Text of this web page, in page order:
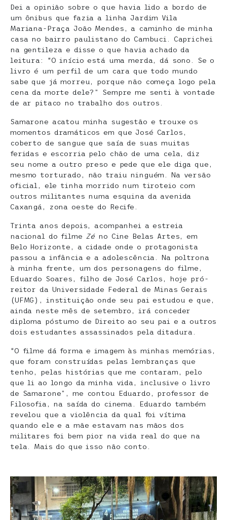
Dei a opinião sobre o que havia lido a bordo de
um ônibus que fazia a linha Jardim Vila
Mariana-Praça João Mendes, a caminho de minha
casa no bairro paulistano do Cambuci. Caprichei
na gentileza e disse o que havia achado da
leitura: “O início está uma merda, dá sono. Se o
livro é um perfil de um cara que todo mundo
sabe que já morreu, porque não começa logo pela
cena da morte dele?” Sempre me senti à vontade
de ar pitaco no trabalho dos outros.
Samarone acatou minha sugestão e trouxe os
momentos dramáticos em que José Carlos,
coberto de sangue que saía de suas muitas
feridas e escorria pelo chão de uma cela, diz
seu nome a outro preso e pede que ele diga que,
mesmo torturado, não traiu ninguém. Na versão
oficial, ele tinha morrido num tiroteio com
outros militantes numa esquina da avenida
Caxangá, zona oeste do Recife.
Trinta anos depois, acompanhei a estreia
nacional do filme Zéno Cine Belas Artes, em
Belo Horizonte, a cidade onde o protagonista
passou a infância e a adolescência. Na poltrona
à minha frente, um dos personagens do filme,
Eduardo Soares, filho de José Carlos, hoje pró-
reitor da Universidade Federal de Minas Gerais
(UFMG), instituição onde seu pai estudou e que,
ainda neste mês de setembro, irá conceder
diploma póstumo de Direito ao seu pai e a outros
dois estudantes assassinados pela ditadura.
“O filme dá forma e imagem às minhas memórias,
que foram construídas pelas lembranças que
tenho, pelas histórias que me contaram, pelo
que li ao longo da minha vida, inclusive o livro
de Samarone”, me contou Eduardo, professor de
Filosofia, na saída do cinema. Eduardo também
revelou que a violência da qual foi vítima
quando ele e a mãe estavam nas mãos dos
militares foi bem pior na vida real do que na
tela. Mais do que isso não conto.